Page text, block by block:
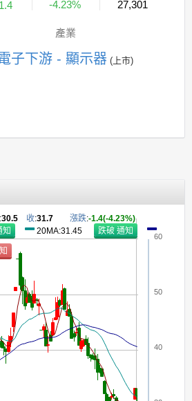
-4.23%
27,301
產業
子下游 - 顯示器 (上市)
40
50
60
:30.5 收:31.7 漲跌:-1.4(-4.23%)
20MA:31.45